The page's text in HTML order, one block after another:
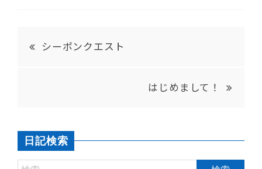
シーポンクエスト
はじめまして！
日記検索